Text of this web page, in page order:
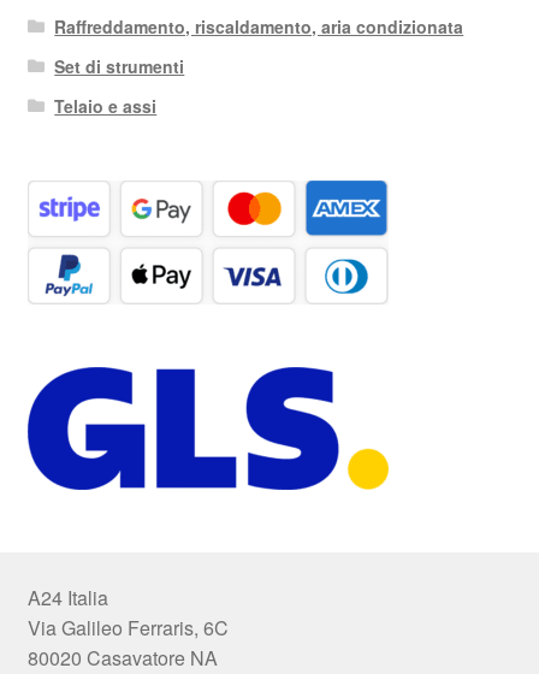
Raffreddamento, riscaldamento, aria condizionata
Set di strumenti
Telaio e assi
A24 Italia
Via Galileo Ferraris, 6C
80020 Casavatore NA